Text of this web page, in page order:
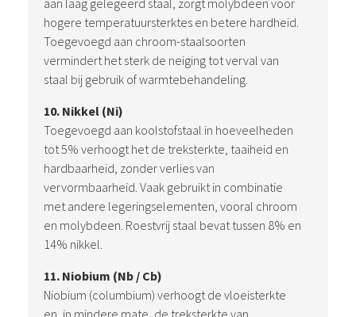
aan laag gelegeerd staal, zorgt molybdeen voor
hogere temperatuursterktes en betere hardheid.
Toegevoegd aan chroom-staalsoorten
vermindert het sterk de neiging tot verval van
staal bij gebruik of warmtebehandeling.
10. Nikkel (Ni)
Toegevoegd aan koolstofstaal in hoeveelheden
tot 5% verhoogt het de treksterkte, taaiheid en
hardbaarheid, zonder verlies van
vervormbaarheid. Vaak gebruikt in combinatie
met andere legeringselementen, vooral chroom
en molybdeen. Roestvrij staal bevat tussen 8% en
14% nikkel.
11. Niobium (Nb / Cb)
Niobium (columbium) verhoogt de vloeisterkte
en, in mindere mate, de treksterkte van